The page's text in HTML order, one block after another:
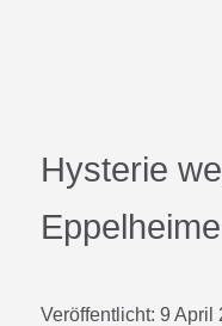
Hysterie
Veröffentlicht: 9 April